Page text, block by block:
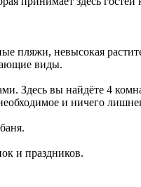
пляжи, невысокая
виды.
Здесь вы найдёте 4
и ничего
и праздников.